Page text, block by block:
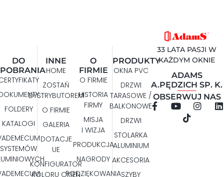
OBSERWUJ NAS
33 LATA PASJI W
KAŻDYM OKNIE
ADAMS
A.PĘDZICH SP. K.
PRODUKTY
OKNA PVC
DRZWI
TARASOWE /
BALKONOWE
DRZWI
STOLARKA
ALUMINIUM
AKCESORIA
SZYBY
O
FIRMIE
O FIRMIE
HISTORIA
FIRMY
MISJA
I WIZJA
PRODUKCJA
NAGRODY
PODZIĘKOWANIA
INNE
HOME
ZOSTAŃ
DYSTRYBUTOREM
O FIRMIE
GALERIA
DOTACJE
UE
KONFIGURATOR
KOLORU OKIEN
DO
POBRANIA
FOLDERY
KATALOGI
SYSTEMÓW